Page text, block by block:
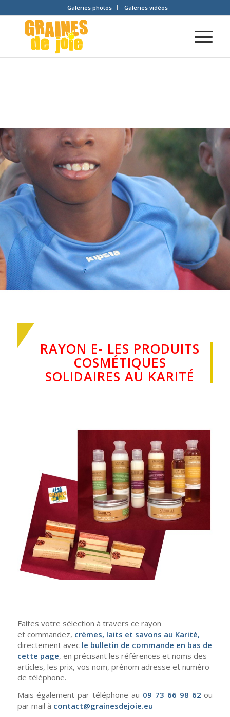
Galeries photos Galeries vidéos
RAYON E- LES PRODUITS
COSMÉTIQUES
SOLIDAIRES AU KARITÉ
Faites votre sélection à travers ce rayon
et commandez, crèmes, laits et savons au Karité,
directement avec le bulletin de commande en bas de
cette page, en précisant les références et noms des
articles, les prix, vos nom, prénom adresse et numéro
de téléphone.
Mais également par téléphone au 09 73 66 98 62 ou
par mail à contact@grainesdejoie.eu